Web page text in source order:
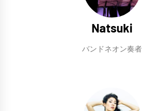
Natsuki
バンドネオン奏者